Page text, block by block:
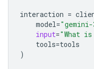
interaction =
model=
input="What
tools=tools
)